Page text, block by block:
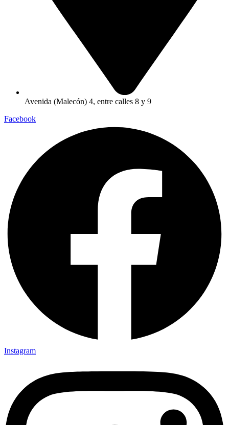
Avenida (Malecón) 4, entre calles 8 y 9
Facebook
Instagram